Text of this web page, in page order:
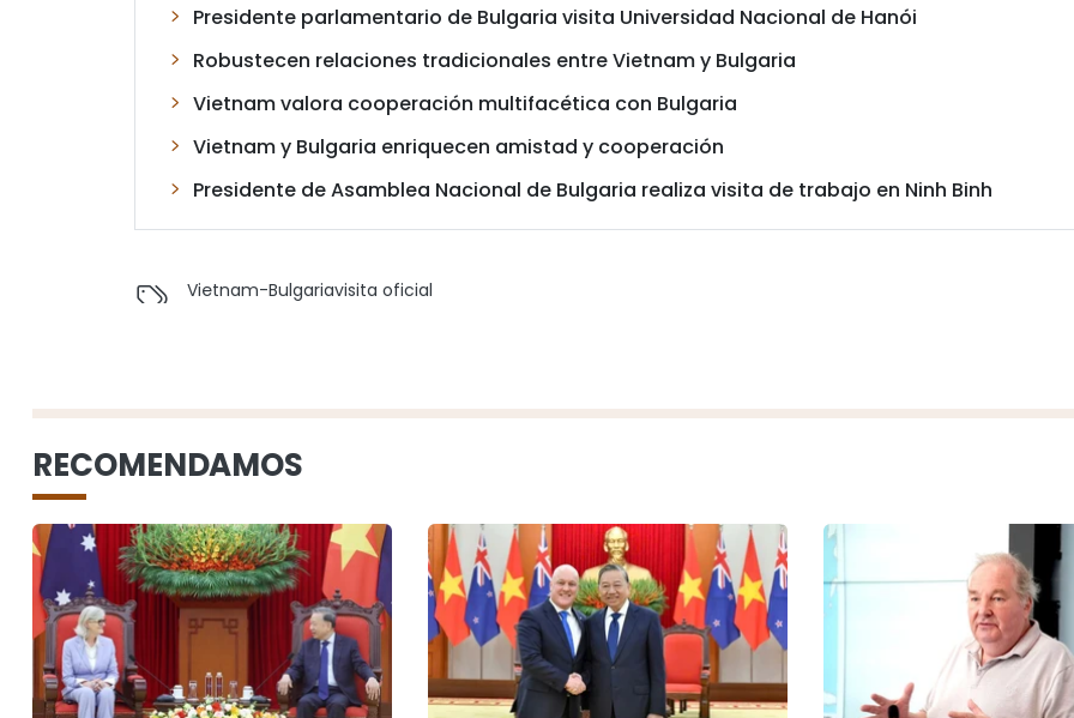
Presidente parlamentario de Bulgaria visita Universidad Nacional de Hanói
Robustecen relaciones tradicionales entre Vietnam y Bulgaria
Vietnam valora cooperación multifacética con Bulgaria
Vietnam y Bulgaria enriquecen amistad y cooperación
Presidente de Asamblea Nacional de Bulgaria realiza visita de trabajo en Ninh Binh
Vietnam-Bulgariavisita oficial
RECOMENDAMOS